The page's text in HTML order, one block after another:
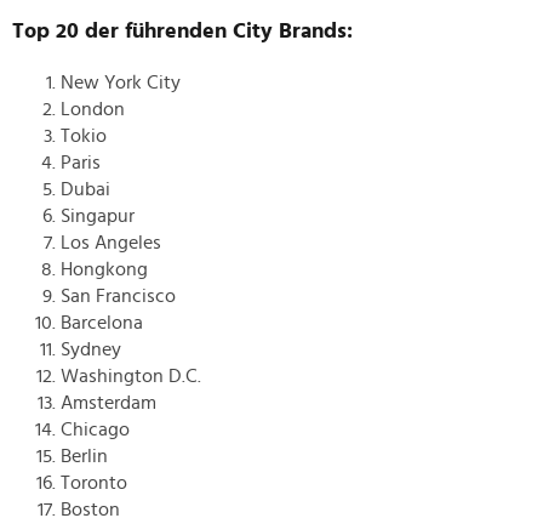
Top 20 der führenden City Brands:
New York City
London
Tokio
Paris
Dubai
Singapur
Los Angeles
Hongkong
San Francisco
Barcelona
Sydney
Washington D.C.
Amsterdam
Chicago
Berlin
Toronto
Boston